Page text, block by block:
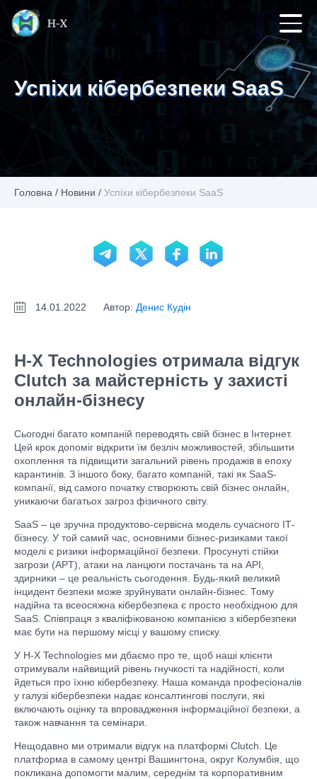
Успіхи кібербезпеки SaaS
Головна / Новини / Успіхи кібербезпеки SaaS
14.01.2022 Автор: Денис Кудін
H-X Technologies отримала відгук
Clutch за майстерність у захисті
онлайн-бізнесу
Сьогодні багато компаній переводять свій бізнес в Інтернет.
Цей крок допоміг відкрити їм безліч можливостей, збільшити
охоплення та підвищити загальний рівень продажів в епоху
карантинів. З іншого боку, багато компаній, такі як SaaS-
компанії, від самого початку створюють свій бізнес онлайн,
уникаючи багатьох загроз фізичного світу.
SaaS – це зручна продуктово-сервісна модель сучасного ІТ-
бізнесу. У той самий час, основними бізнес-ризиками такої
моделі є ризики інформаційної безпеки. Просунуті стійки
загрози (APT), атаки на ланцюги постачань та на API,
здирники – це реальність сьогодення. Будь-який великий
інцидент безпеки може зруйнувати онлайн-бізнес. Тому
надійна та всеосяжна кібербезпека є просто необхідною для
SaaS. Співпраця з кваліфікованою компанією з кібербезпеки
має бути на першому місці у вашому списку.
У H-X Technologies ми дбаємо про те, щоб наші клієнти
отримували найвищий рівень гнучкості та надійності, коли
йдеться про їхню кібербезпеку. Наша команда професіоналів
у галузі кібербезпеки надає консалтингові послуги, які
включають оцінку та впровадження інформаційної безпеки, а
також навчання та семінари.
Нещодавно ми отримали відгук на платформі Clutch. Це
платформа в самому центрі Вашингтона, округ Колумбія, що
покликана допомогти малим, середнім та корпоративним